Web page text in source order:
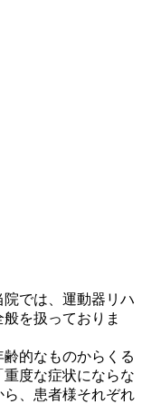
では、運動器リハ
を扱っておりま
的なものからくる
度な症状にならな
、患者様それぞれ